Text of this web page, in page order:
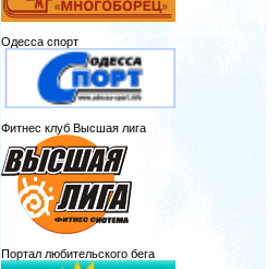
Одесса спорт
Фитнес клуб Высшая лига
Портал любительского бега